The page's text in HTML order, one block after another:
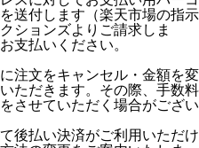
送付します（楽天市場の指示
ションズよりご請求しま
支払いください。
注文をキャンセル・金額を変
ただきます。その際、手数料
させていただく場合がござい
後払い決済がご利用いただけ